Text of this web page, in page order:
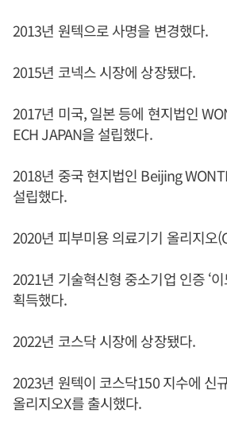
2013년 원텍으로 사명을 변경했다.
2015년 코넥스 시장에 상장됐다.
2017년 미국, 일본 등에 현지법인
ECH JAPAN을 설립했다.
2018년 중국 현지법인 Beijing
설립했다.
2020년 피부미용 의료기기 올리지오
2021년 기술혁신형 중소기업 인증 ‘
획득했다.
2022년 코스닥 시장에 상장됐다.
2023년 원텍이 코스닥150 지수에 신
올리지오X를 출시했다.